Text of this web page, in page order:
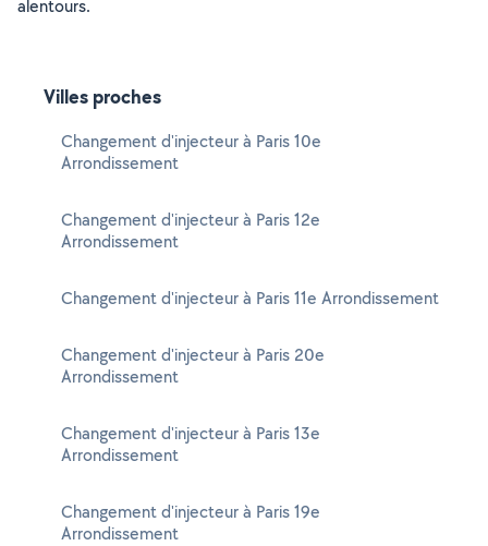
alentours.
Villes proches
Changement d'injecteur à Paris 10e
Arrondissement
Changement d'injecteur à Paris 12e
Arrondissement
Changement d'injecteur à Paris 11e Arrondissement
Changement d'injecteur à Paris 20e
Arrondissement
Changement d'injecteur à Paris 13e
Arrondissement
Changement d'injecteur à Paris 19e
Arrondissement